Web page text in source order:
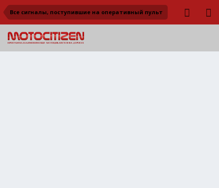
Все сигналы, поступившие на оперативный пульт